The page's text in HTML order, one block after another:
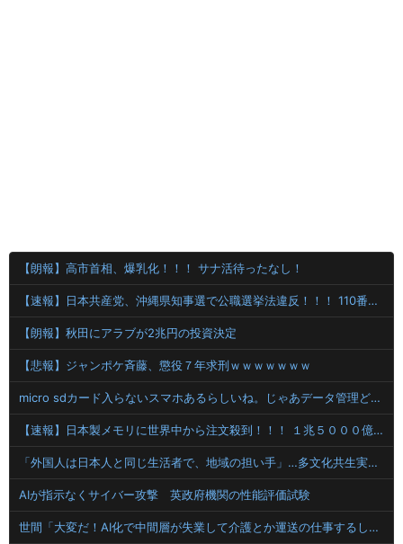
【朗報】高市首相、爆乳化！！！ サナ活待ったなし！
【速報】日本共産党、沖縄県知事選で公職選挙法違反！！！ 110番通報されても辞全くめない件
【朗報】秋田にアラブが2兆円の投資決定
【悲報】ジャンポケ斉藤、懲役７年求刑ｗｗｗｗｗｗｗ
micro sdカード入らないスマホあるらしいね。じゃあデータ管理どうしてるのかというとクラウド(笑)で出し入れらしい
【速報】日本製メモリに世界中から注文殺到！！！ １兆５０００億円で工場増築へ
「外国人は日本人と同じ生活者で、地域の担い手」…多文化共生実現への提言、全国知事会が政府に提出
AIが指示なくサイバー攻撃 英政府機関の性能評価試験
世間「大変だ！AI化で中間層が失業して介護とか運送の仕事するしか無くなるぞ！」←うん…うん？